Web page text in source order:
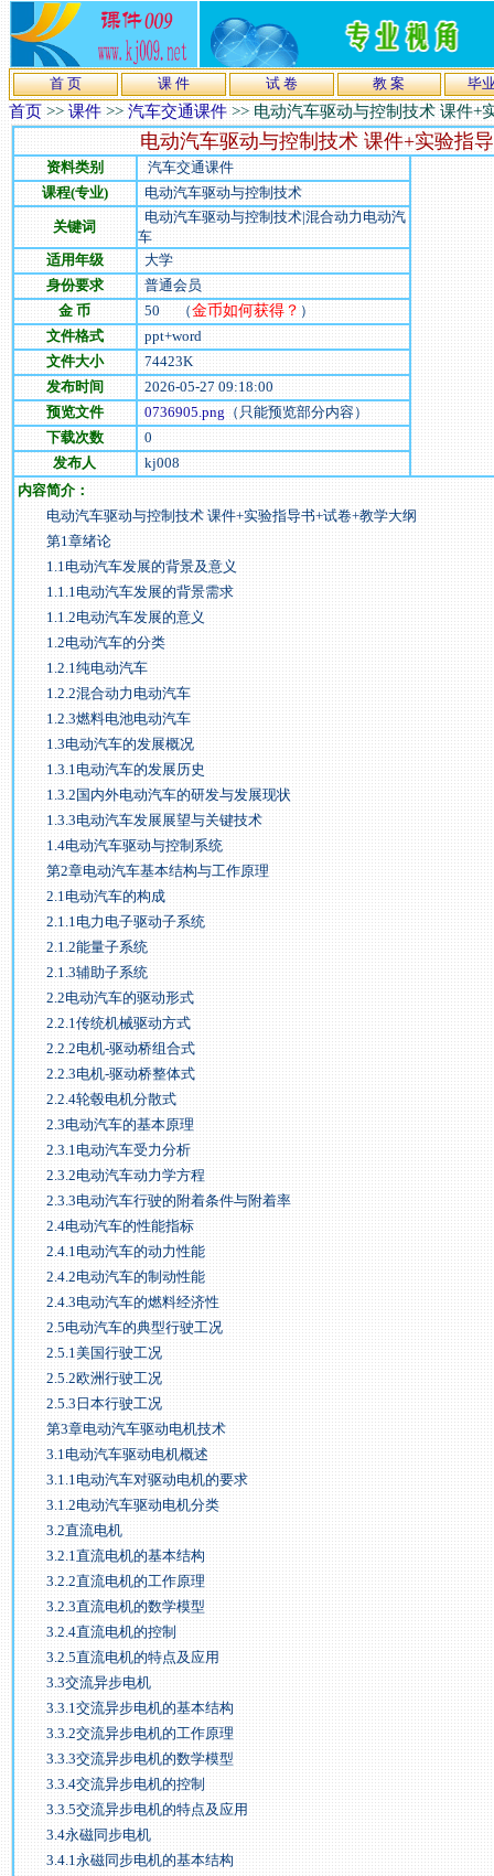
首 页 课 件 试 卷 教 案 毕
首页>>课件>>汽车交通课件>>电动汽车驱动与控制技术 课件+
电动汽车驱动与控制技术 课件+实验指
资料类别
汽车交通课件
课程(专业)
电动汽车驱动与控制技术
关键词
电动汽车驱动与控制技术|混合动力电动汽
车
适用年级
大学
身份要求
普通会员
金 币
50（金币如何获得？）
文件格式
ppt+word
文件大小
74423K
发布时间
2026-05-27 09:18:00
预览文件
0736905.png（只能预览部分内容）
下载次数
0
发布人
kj008
内容简介：
电动汽车驱动与控制技术 课件+实验指导书+试卷+教学大纲
第1章绪论
1.1电动汽车发展的背景及意义
1.1.1电动汽车发展的背景需求
1.1.2电动汽车发展的意义
1.2电动汽车的分类
1.2.1纯电动汽车
1.2.2混合动力电动汽车
1.2.3燃料电池电动汽车
1.3电动汽车的发展概况
1.3.1电动汽车的发展历史
1.3.2国内外电动汽车的研发与发展现状
1.3.3电动汽车发展展望与关键技术
1.4电动汽车驱动与控制系统
第2章电动汽车基本结构与工作原理
2.1电动汽车的构成
2.1.1电力电子驱动子系统
2.1.2能量子系统
2.1.3辅助子系统
2.2电动汽车的驱动形式
2.2.1传统机械驱动方式
2.2.2电机-驱动桥组合式
2.2.3电机-驱动桥整体式
2.2.4轮毂电机分散式
2.3电动汽车的基本原理
2.3.1电动汽车受力分析
2.3.2电动汽车动力学方程
2.3.3电动汽车行驶的附着条件与附着率
2.4电动汽车的性能指标
2.4.1电动汽车的动力性能
2.4.2电动汽车的制动性能
2.4.3电动汽车的燃料经济性
2.5电动汽车的典型行驶工况
2.5.1美国行驶工况
2.5.2欧洲行驶工况
2.5.3日本行驶工况
第3章电动汽车驱动电机技术
3.1电动汽车驱动电机概述
3.1.1电动汽车对驱动电机的要求
3.1.2电动汽车驱动电机分类
3.2直流电机
3.2.1直流电机的基本结构
3.2.2直流电机的工作原理
3.2.3直流电机的数学模型
3.2.4直流电机的控制
3.2.5直流电机的特点及应用
3.3交流异步电机
3.3.1交流异步电机的基本结构
3.3.2交流异步电机的工作原理
3.3.3交流异步电机的数学模型
3.3.4交流异步电机的控制
3.3.5交流异步电机的特点及应用
3.4永磁同步电机
3.4.1永磁同步电机的基本结构